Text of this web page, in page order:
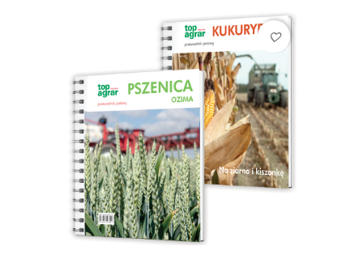
favorite_border